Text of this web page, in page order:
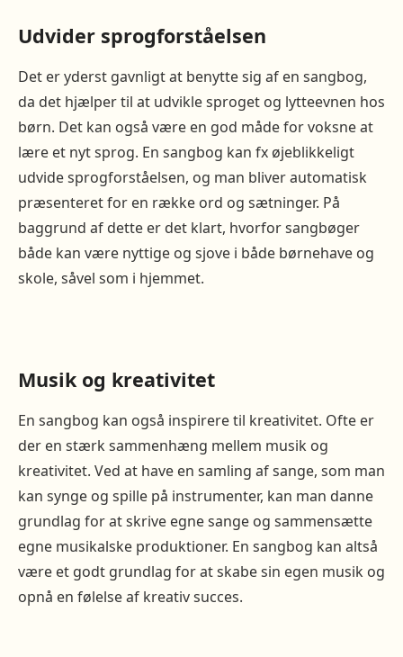
Udvider sprogforståelsen
Det er yderst gavnligt at benytte sig af en sangbog,
da det hjælper til at udvikle sproget og lytteevnen hos
børn. Det kan også være en god måde for voksne at
lære et nyt sprog. En sangbog kan fx øjeblikkeligt
udvide sprogforståelsen, og man bliver automatisk
præsenteret for en række ord og sætninger. På
baggrund af dette er det klart, hvorfor sangbøger
både kan være nyttige og sjove i både børnehave og
skole, såvel som i hjemmet.
Musik og kreativitet
En sangbog kan også inspirere til kreativitet. Ofte er
der en stærk sammenhæng mellem musik og
kreativitet. Ved at have en samling af sange, som man
kan synge og spille på instrumenter, kan man danne
grundlag for at skrive egne sange og sammensætte
egne musikalske produktioner. En sangbog kan altså
være et godt grundlag for at skabe sin egen musik og
opnå en følelse af kreativ succes.